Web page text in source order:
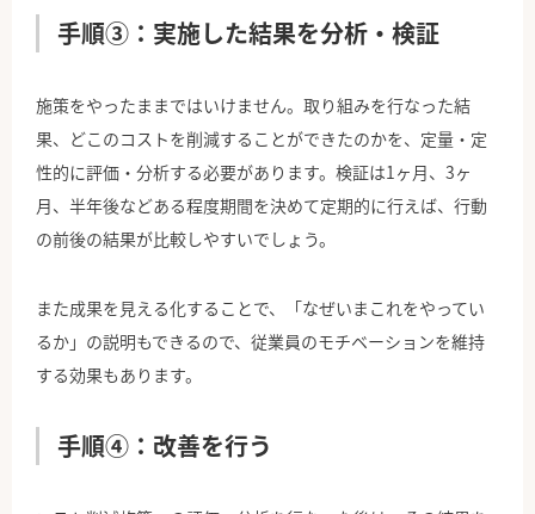
手順③：実施した結果を分析・検証
施策をやったままではいけません。取り組みを行なった結
果、どこのコストを削減することができたのかを、定量・定
性的に評価・分析する必要があります。検証は1ヶ月、3ヶ
月、半年後などある程度期間を決めて定期的に行えば、行動
の前後の結果が比較しやすいでしょう。
また成果を見える化することで、「なぜいまこれをやってい
るか」の説明もできるので、従業員のモチベーションを維持
する効果もあります。
手順④：改善を行う